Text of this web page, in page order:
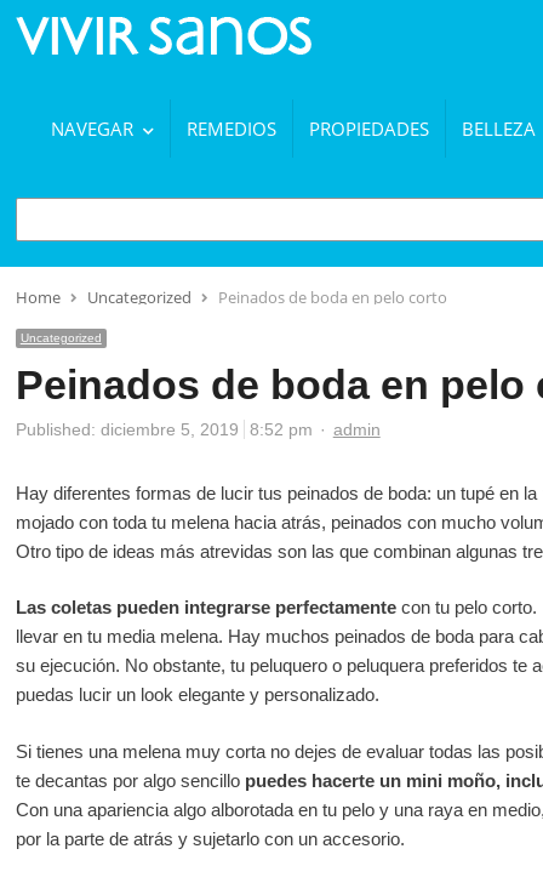
NAVEGAR REMEDIOS PROPIEDADES BELLEZA
BUSCAR
Home Uncategorized Peinados de boda en pelo corto
Uncategorized
Peinados de boda en pelo
Published: diciembre 5, 2019 8:52 pm Author
admin
Hay diferentes formas de lucir tus peinados de boda: un tupé en
mojado con toda tu melena hacia atrás, peinados con mucho
Otro tipo de ideas más atrevidas son las que combinan algunas
Las coletas pueden integrarse perfectamentecon tu pelo corto.
llevar en tu media melena. Hay muchos peinados de boda para
su ejecución. No obstante, tu peluquero o peluquera preferidos te
puedas lucir un look elegante y personalizado.
Si tienes una melena muy corta no dejes de evaluar todas las
te decantas por algo sencillo puedes hacerte un mini moño,
Con una apariencia algo alborotada en tu pelo y una raya en
por la parte de atrás y sujetarlo con un accesorio.